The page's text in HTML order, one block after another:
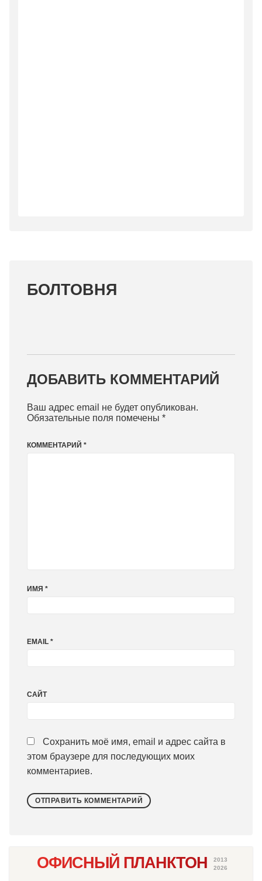
БОЛТОВНЯ
ДОБАВИТЬ КОММЕНТАРИЙ
Ваш адрес email не будет опубликован.
Обязательные поля помечены *
КОММЕНТАРИЙ *
ИМЯ *
EMAIL *
САЙТ
Сохранить моё имя, email и адрес сайта в
этом браузере для последующих моих
комментариев.
ОФИСНЫЙ ПЛАНКТОН
2013
2026